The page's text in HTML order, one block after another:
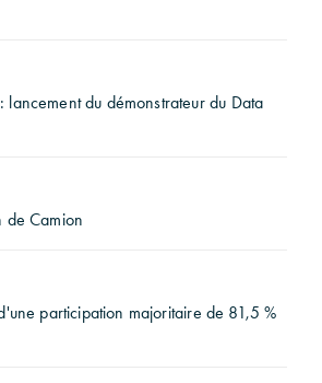
lancement du démonstrateur du Data
de Camion
participation majoritaire de 81,5 %